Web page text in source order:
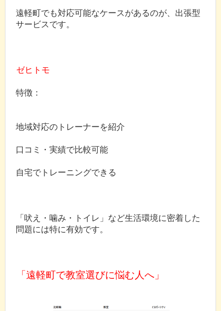
遠軽町でも対応可能なケースがあるのが、出張型
サービスです。
ゼヒトモ
特徴：
地域対応のトレーナーを紹介
口コミ・実績で比較可能
自宅でトレーニングできる
「吠え・噛み・トイレ」など生活環境に密着した
問題には特に有効です。
「遠軽町で教室選びに悩む人へ」